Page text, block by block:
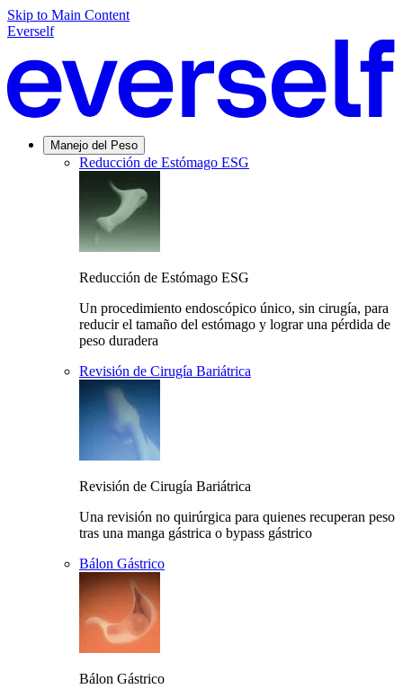
Skip to Main Content
Everself
Manejo del Peso
Reducción de Estómago ESG
Reducción de Estómago ESG
Un procedimiento endoscópico único, sin cirugía, para
reducir el tamaño del estómago y lograr una pérdida de
peso duradera
Revisión de Cirugía Bariátrica
Revisión de Cirugía Bariátrica
Una revisión no quirúrgica para quienes recuperan peso
tras una manga gástrica o bypass gástrico
Bálon Gástrico
Bálon Gástrico